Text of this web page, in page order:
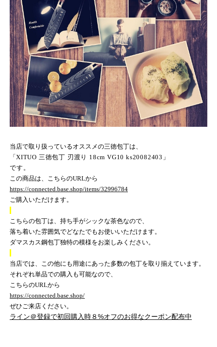
当店で取り扱っているオススメの三徳包丁は、
「XITUO 三徳包丁 刃渡り 18cm VG10 ks20082403 」
です。
この商品は、こちらのURLから
https://connected.base.shop/items/32996784
ご購入いただけます。
こちらの包丁は、持ち手がシックな茶色なので、
落ち着いた雰囲気でどなたでもお使いいただけます。
ダマスカス鋼包丁独特の模様をお楽しみください。
当店では、この他にも用途にあった多数の包丁を取り揃えています。
それぞれ単品での購入も可能なので、
こちらのURLから
https://connected.base.shop/
ぜひご来店ください。
ライン＠登録で初回購入時８%オフのお得なクーポン配布中